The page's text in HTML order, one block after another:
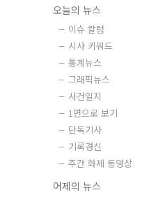
오늘의 뉴스
이슈 칼럼
시사 키워드
통계뉴스
그래픽뉴스
사건일지
1면으로 보기
단독기사
기록경신
주간 화제 동영상
어제의 뉴스